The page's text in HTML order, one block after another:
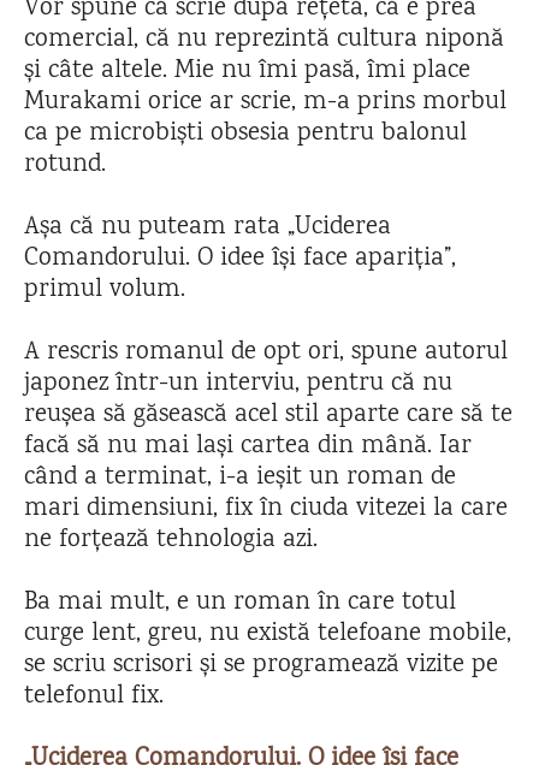
Vor spune că scrie după rețetă, că e prea
comercial, că nu reprezintă cultura niponă
și câte altele. Mie nu îmi pasă, îmi place
Murakami orice ar scrie, m-a prins morbul
ca pe microbiști obsesia pentru balonul
rotund.
Așa că nu puteam rata „Uciderea
Comandorului. O idee își face apariția”,
primul volum.
A rescris romanul de opt ori, spune autorul
japonez într-un interviu, pentru că nu
reușea să găsească acel stil aparte care să te
facă să nu mai lași cartea din mână. Iar
când a terminat, i-a ieșit un roman de
mari dimensiuni, fix în ciuda vitezei la care
ne forțează tehnologia azi.
Ba mai mult, e un roman în care totul
curge lent, greu, nu există telefoane mobile,
se scriu scrisori și se programează vizite pe
telefonul fix.